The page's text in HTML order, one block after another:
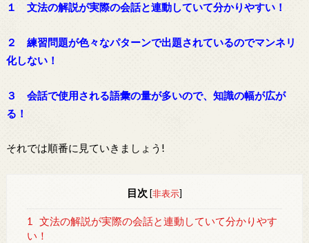
１ 文法の解説が実際の会話と連動していて分かりやすい！
２ 練習問題が色々なパターンで出題されているのでマンネリ
化しない！
３ 会話で使用される語彙の量が多いので、知識の幅が広が
る！
それでは順番に見ていきましょう!
目次 [非表示]
1
文法の解説が実際の会話と連動していて分かりやす
い！